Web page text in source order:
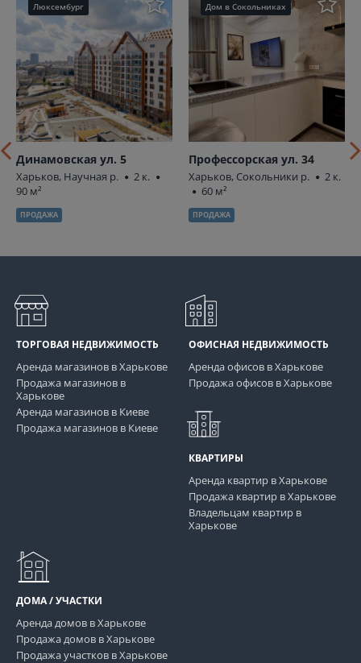
Люксембург
Динамовская ул. 5
Харьков, Научная р.
2 к.
90 м²
ПРОДАЖА
Дом в Сокольниках
Профессорская ул. 34
Харьков, Сокольники р.
2 к.
60 м²
ПРОДАЖА
ТОРГОВАЯ НЕДВИЖИМОСТЬ
Аренда магазинов в Харькове
Продажа магазинов в
Харькове
Аренда магазинов в Киеве
Продажа магазинов в Киеве
ОФИСНАЯ НЕДВИЖИМОСТЬ
Аренда офисов в Харькове
Продажа офисов в Харькове
КВАРТИРЫ
Аренда квартир в Харькове
Продажа квартир в Харькове
Владельцам квартир в
Харькове
ДОМА / УЧАСТКИ
Аренда домов в Харькове
Продажа домов в Харькове
Продажа участков в Харькове